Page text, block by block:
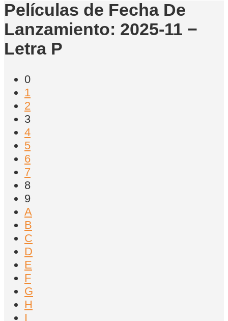
Películas de Fecha De
Lanzamiento: 2025-11 −
Letra P
0
1
2
3
4
5
6
7
8
9
A
B
C
D
E
F
G
H
I